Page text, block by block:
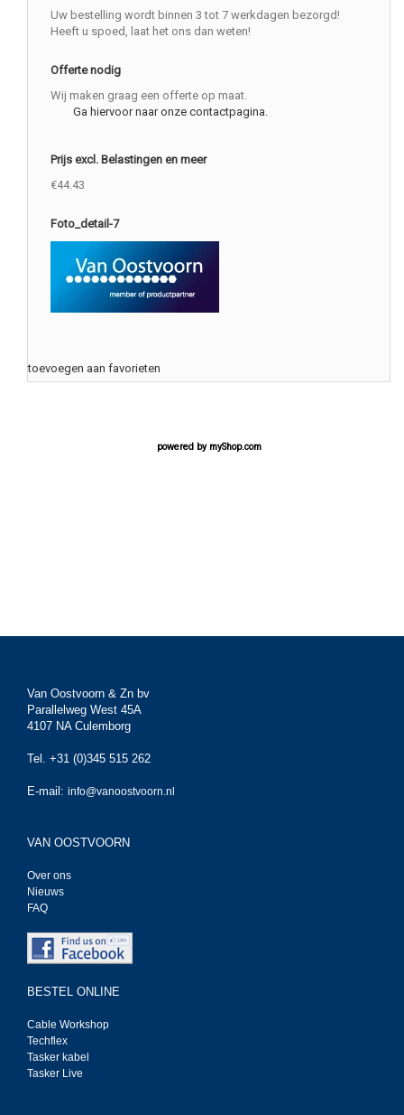
Uw bestelling wordt binnen 3 tot 7 werkdagen bezorgd!
Heeft u spoed, laat het ons dan weten!
Offerte nodig
Wij maken graag een offerte op maat.
Ga hiervoor naar onze contactpagina.
Prijs excl. Belastingen en meer
€44.43
Foto_detail-7
toevoegen aan favorieten
powered by myShop.com
Van Oostvoorn & Zn bv
Parallelweg West 45A
4107 NA Culemborg
Tel. +31 (0)345 515 262
E-mail: info@vanoostvoorn.nl
VAN OOSTVOORN
Over ons
Nieuws
FAQ
BESTEL ONLINE
Cable Workshop
Techflex
Tasker kabel
Tasker Live